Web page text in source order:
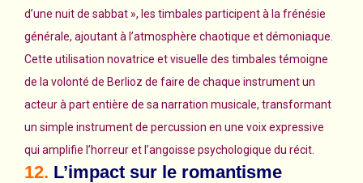
d’une nuit de sabbat », les timbales participent à la frénésie
générale, ajoutant à l’atmosphère chaotique et démoniaque.
Cette utilisation novatrice et visuelle des timbales témoigne
de la volonté de Berlioz de faire de chaque instrument un
acteur à part entière de sa narration musicale, transformant
un simple instrument de percussion en une voix expressive
qui amplifie l’horreur et l’angoisse psychologique du récit.
12. L’impact sur le romantisme